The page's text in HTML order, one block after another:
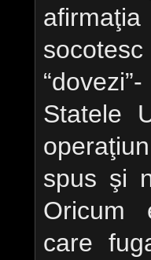
Statele
spus şi
Oricum
care